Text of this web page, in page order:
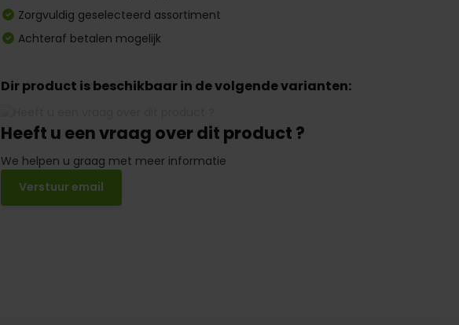
Zorgvuldig geselecteerd assortiment
Achteraf betalen mogelijk
Dir product is beschikbaar in de volgende varianten:
Heeft u een vraag over dit product ?
We helpen u graag met meer informatie
Verstuur email